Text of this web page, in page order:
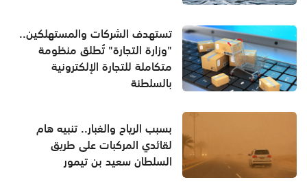
تستهدف الشركات والمستهلكين..
"وزارة التجارة" تُطلق منظومة
متكاملة للتجارة الإلكترونية
بالسلطنة
بسبب الرياح والغبار.. تنبيه هام
لقائدي المركبات على طريق
السلطان سعيد بن تيمور